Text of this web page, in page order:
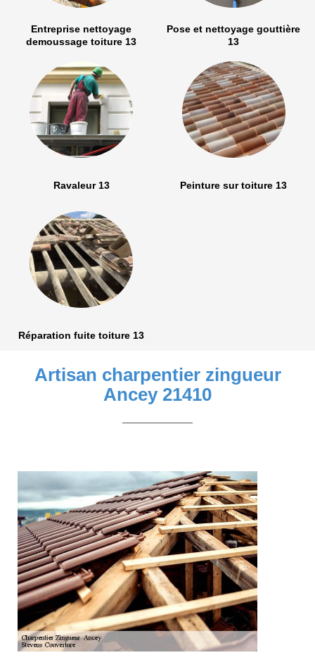
Entreprise nettoyage
demoussage toiture 13
Pose et nettoyage gouttière
13
Ravaleur 13 Peinture sur toiture 13
Réparation fuite toiture 13
Artisan charpentier zingueur
Ancey 21410